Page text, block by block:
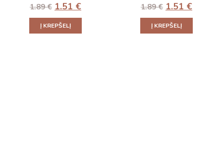
1.89€ 1.51 €
Į KREPŠELĮ
1.89€ 1.51 €
Į KREPŠELĮ